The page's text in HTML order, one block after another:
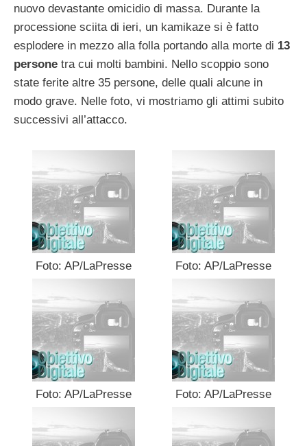
nuovo devastante omicidio di massa. Durante la
processione sciita di ieri, un kamikaze si è fatto
esplodere in mezzo alla folla portando alla morte di 13
persone tra cui molti bambini. Nello scoppio sono
state ferite altre 35 persone, delle quali alcune in
modo grave. Nelle foto, vi mostriamo gli attimi subito
successivi all’attacco.
Foto: AP/LaPresse Foto: AP/LaPresse
Foto: AP/LaPresse Foto: AP/LaPresse